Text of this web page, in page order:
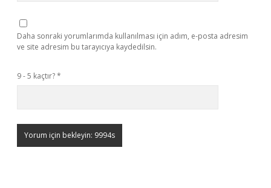
Daha sonraki yorumlarımda kullanılması için adım, e-posta adresim
ve site adresim bu tarayıcıya kaydedilsin.
9 - 5 kaçtır?*